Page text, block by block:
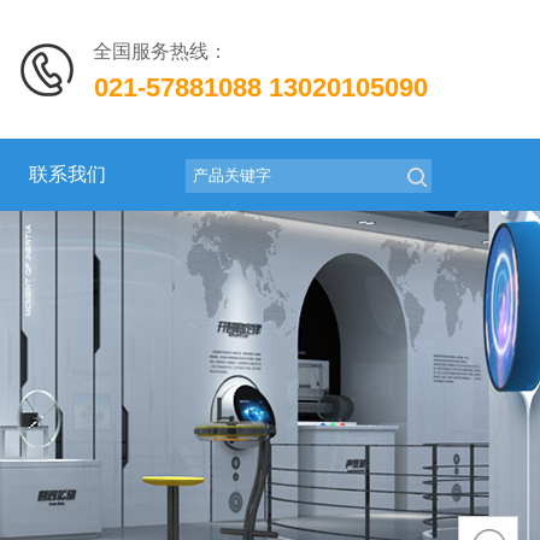
021-57881088 13020105090
全国服务热线：
联系我们